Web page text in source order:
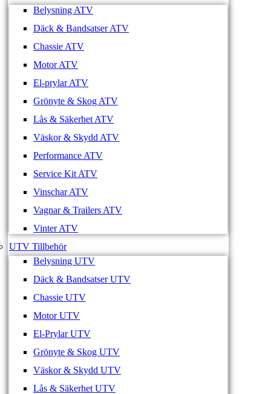
Belysning ATV
Däck & Bandsatser ATV
Chassie ATV
Motor ATV
El-prylar ATV
Grönyte & Skog ATV
Lås & Säkerhet ATV
Väskor & Skydd ATV
Performance ATV
Service Kit ATV
Vinschar ATV
Vagnar & Trailers ATV
Vinter ATV
UTV Tillbehör
Belysning UTV
Däck & Bandsatser UTV
Chassie UTV
Motor UTV
El-Prylar UTV
Grönyte & Skog UTV
Väskor & Skydd UTV
Lås & Säkerhet UTV